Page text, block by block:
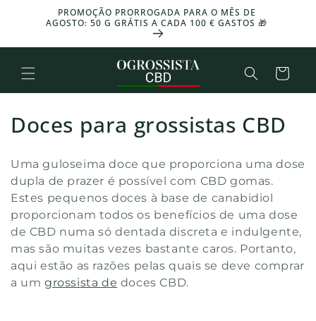
passar ao
conteúdo
PROMOÇÃO PRORROGADA PARA O MÊS DE
AGOSTO: 50 G GRÁTIS A CADA 100 € GASTOS 🎁
Cesto
C
l
e
ç
ã
o
Doces para grossistas CBD
Uma guloseima doce que proporciona uma dose
dupla de prazer é possível com CBD gomas.
Estes pequenos doces à base de canabidiol
proporcionam todos os benefícios de uma dose
de CBD numa só dentada discreta e indulgente,
mas são muitas vezes bastante caros. Portanto,
aqui estão as razões pelas quais se deve comprar
a um grossista de doces CBD.